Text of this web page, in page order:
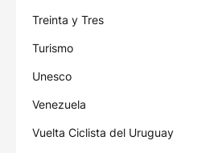
Treinta y Tres
Turismo
Unesco
Venezuela
Vuelta Ciclista del Uruguay